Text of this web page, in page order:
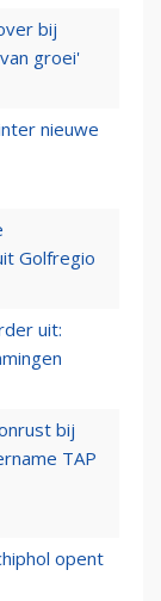
bij
groei'
nieuwe
Golfregio
uit:
bij
TAP
opent